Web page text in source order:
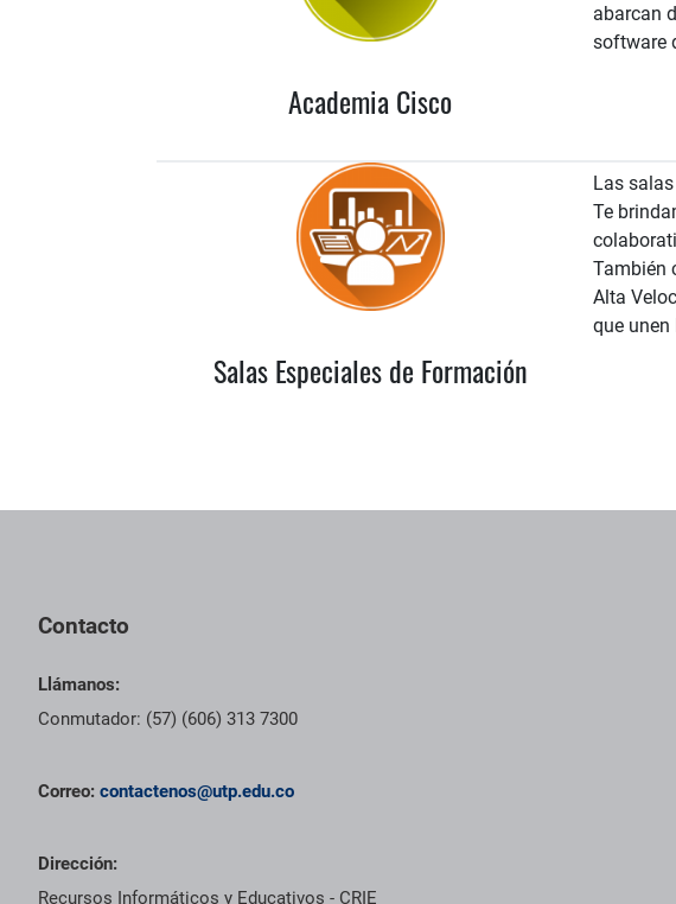
Academia Cisco
abarcan
software
Salas Especiales de Formación
Las
Te
También
Alta
que
Contacto
Llámanos:
Conmutador: (57) (606) 313 7300
Correo: contactenos@utp.edu.co
Dirección:
Recursos Informáticos y Educativos - CRIE